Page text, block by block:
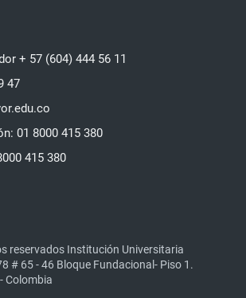
+ 57 (604) 444 56 11
47
01 8000 415 380
415 380
reservados Institución Universitaria
# 65 - 46 Bloque Fundacional- Piso 1.
Colombia